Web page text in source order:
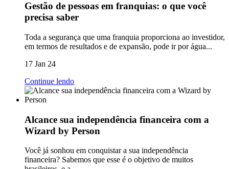
Gestão de pessoas em franquias: o que você
precisa saber
Toda a segurança que uma franquia proporciona ao investidor,
em termos de resultados e de expansão, pode ir por água...
17 Jan 24
Continue lendo
Alcance sua independência financeira com a
Wizard by Person
Você já sonhou em conquistar a sua independência
financeira? Sabemos que esse é o objetivo de muitos